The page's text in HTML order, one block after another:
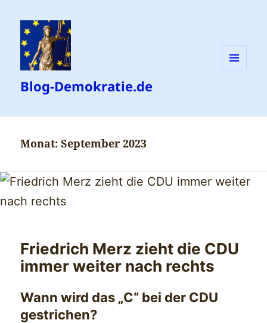
Blog-Demokratie.de
Monat:September 2023
Friedrich Merz zieht die CDU
immer weiter nach rechts
Wann wird das „C“ bei der CDU
gestrichen?